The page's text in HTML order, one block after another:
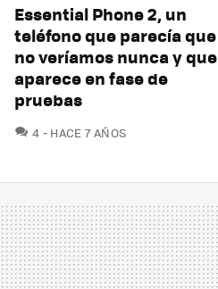
Essential Phone 2, un
teléfono que parecía que
no veríamos nunca y que
aparece en fase de
pruebas
4 COMENTARIOS
HACE 7 AÑOS